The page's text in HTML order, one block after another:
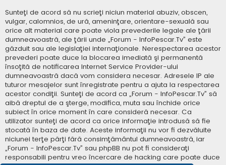
Sunteţi de acord să nu scrieţi niciun material abuziv, obscen,
vulgar, calomnios, de ură, ameninţare, orientare-sexuală sau
orice alt material care poate viola prevederile legale ale ţării
dumneavoastră, ale ţării unde „Forum - InfoPescar.Tv” este
găzduit sau ale legislaţiei internaţionale. Nerespectarea acestor
prevederi poate duce la blocarea imediată şi permanentă
însoţită de notificarea Internet Service Provider-ului
dumneavoastră dacă vom considera necesar. Adresele IP ale
tuturor mesajelor sunt înregistrate pentru a ajuta la respectarea
acestor condiţii. Sunteţi de acord ca „Forum - InfoPescar.Tv” să
aibă dreptul de a şterge, modifica, muta sau închide orice
subiect în orice moment în care consideră necesar. Ca
utilizator sunteţi de acord ca orice informaţie introdusă să fie
stocată în baza de date. Aceste informaţii nu vor fi dezvăluite
niciunei terţe părţi fără consimţământul dumneavoastră, iar
„Forum - InfoPescar.Tv” sau phpBB nu pot fi consideraţi
responsabili pentru vreo încercare de hacking care poate duce